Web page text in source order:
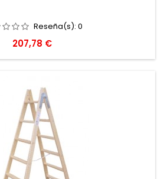
Reseña(s): 0
Precio
207,78 €